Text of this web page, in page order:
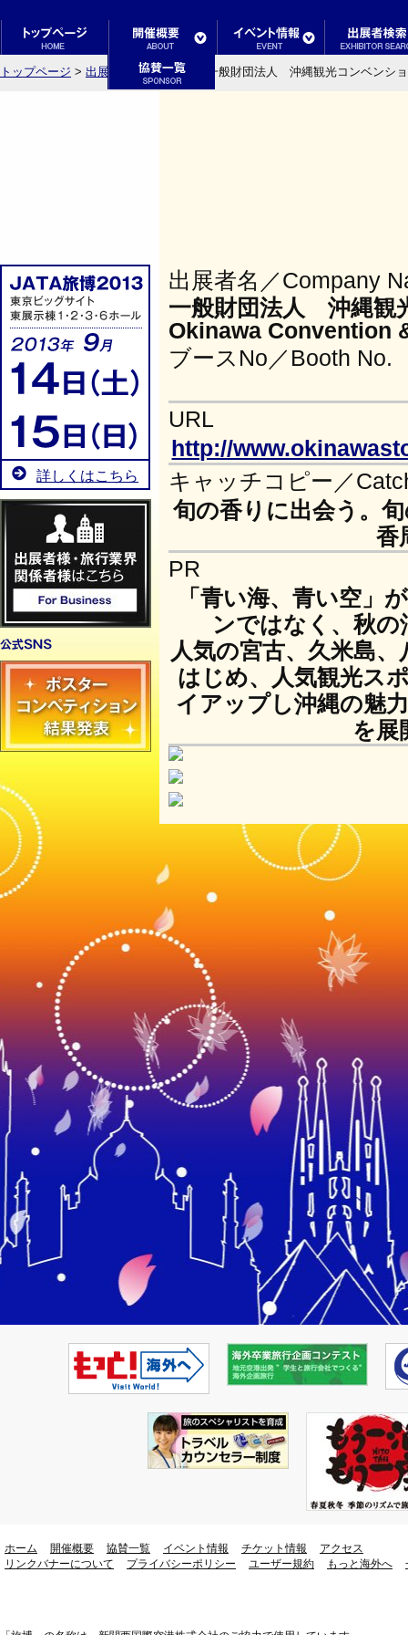
トップページ > 出展者検索結果一覧 > 一般財団法人 沖縄観光コンベンシ
詳しくはこちら
出展者名／Company
一般財団法人 沖縄観
Okinawa Convention
ブースNo／Booth No.
URL
http://
キャッチコピー／
旬の香りに出会う。
香
PR
「青い海、青い空」
ンではなく、秋
人気の宮古、久米島
はじめ、人気観光ス
イアップし沖縄の魅
を展
ホーム 開催概要 協賛一覧 イベント情報 チケット情報
アクセス
リンクバナーについて
プライバシーポリシー ユーザー規約 もっと海外へ